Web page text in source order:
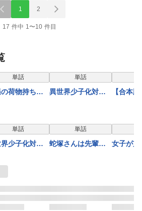
1 2
17 件中 1〜10 件目
単話
荷物持ち、
単話
異世界少子化対策
せます～(22)
【合本
き）
単話
少子化対策
ー娘を孕ま
単話
蛇塚さんは先輩を
女子が支